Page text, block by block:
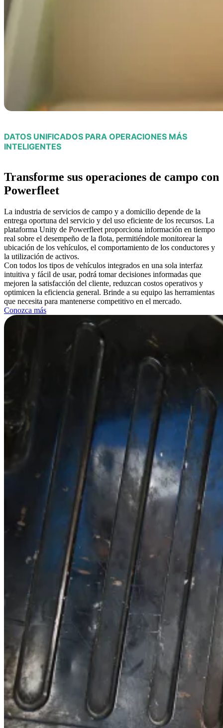
DATOS UNIFICADOS PARA OPERACIONES MÁS
INTELIGENTES
Transforme sus operaciones de campo con
Powerfleet
La industria de servicios de campo y a domicilio depende de la
entrega oportuna del servicio y del uso eficiente de los recursos. La
plataforma Unity de Powerfleet proporciona información en tiempo
real sobre el desempeño de la flota, permitiéndole monitorear la
ubicación de los vehículos, el comportamiento de los conductores y
la utilización de activos.
Con todos los tipos de vehículos integrados en una sola interfaz
intuitiva y fácil de usar, podrá tomar decisiones informadas que
mejoren la satisfacción del cliente, reduzcan costos operativos y
optimicen la eficiencia general. Brinde a su equipo las herramientas
que necesita para mantenerse competitivo en el mercado.
Conozca más